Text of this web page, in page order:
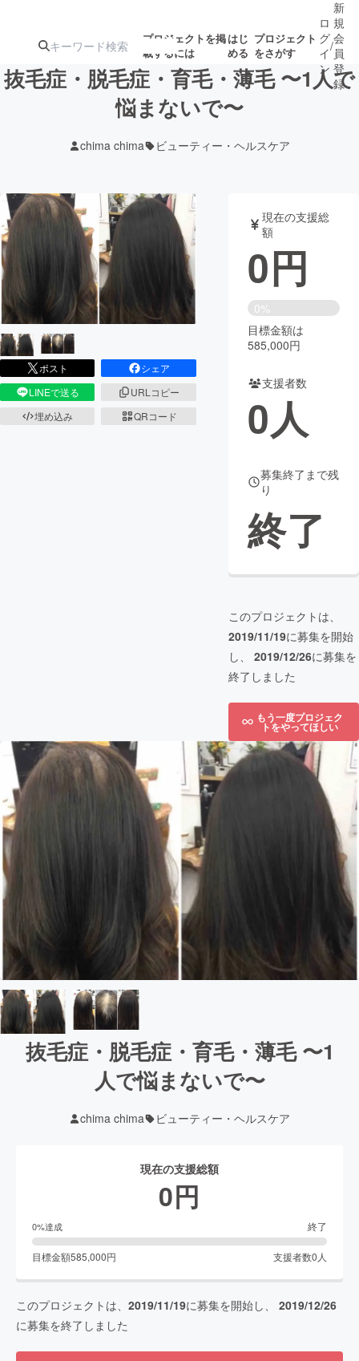
プロジェクトを掲
載するには
はじ
める
プロジェクト
をさがす
ターン
ジェクト
ロジェクト
アート・写真 音楽
テクノロジー・ガジェット ゲーム・サ
映像・映画 書籍・雑誌
チャレンジ
まちづくり・地域活性化
CAMPFIRE Creation
ロ
グ
イ
ン
/
新
規
会
員
登
録
抜毛症・脱毛症・育毛・薄毛 〜1人で
悩まないで〜
chima chima ビューティー・ヘルスケア
ポスト
シェア
LINEで送る
URLコピー
埋め込み
QRコード
現在の支援総
額
0円
0%
目標金額は
585,000円
支援者数
0人
募集終了まで残
り
終了
このプロジェクトは、
2019/11/19に募集を開始
し、 2019/12/26に募集を
終了しました
もう一度プロジェク
トをやってほしい
抜毛症・脱毛症・育毛・薄毛 〜1
人で悩まないで〜
chima chima ビューティー・ヘルスケア
現在の支援総額
0円
0%達成 終了
目標金額585,000円 支援者数0 人
このプロジェクトは、 2019/11/19に募集を開始し、 2019/12/26
に募集を終了しました